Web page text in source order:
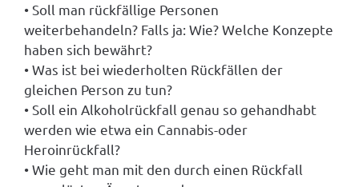
• Soll man rückfällige Personen
weiterbehandeln? Falls ja: Wie? Welche Konzepte
haben sich bewährt?
• Was ist bei wiederholten Rückfällen der
gleichen Person zu tun?
• Soll ein Alkoholrückfall genau so gehandhabt
werden wie etwa ein Cannabis-oder
Heroinrückfall?
• Wie geht man mit den durch einen Rückfall